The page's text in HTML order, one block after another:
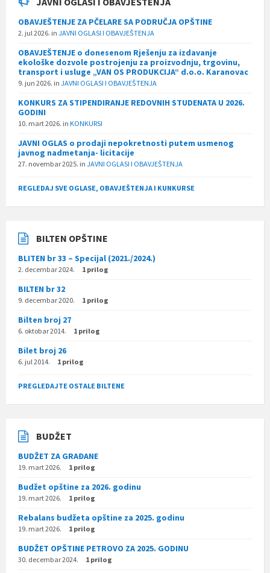
OBAVJEŠTENJE ZA PČELARE SA PODRUČJA OPŠTINE
2. jul 2026. in JAVNI OGLASI I OBAVJEŠTENJA
OBAVJEŠTENJE o donesenom Rješenju za izdavanje
ekološke dozvole postrojenju za proizvodnju, trgovinu,
transport i usluge „VAN OS PRODUKCIJA“ d.o.o. Karanovac
9. jun 2026. in JAVNI OGLASI I OBAVJEŠTENJA
KONKURS ZA STIPENDIRANJE REDOVNIH STUDENATA U 2026.
GODINI
10. mart 2026. in KONKURSI
JAVNI OGLAS o prodaji nepokretnosti putem usmenog
javnog nadmetanja- licitacije
27. novembar 2025. in JAVNI OGLASI I OBAVJEŠTENJA
REGLEDAJ SVE OGLASE, OBAVJEŠTENJA I KUNKURSE
BILTEN OPŠTINE
BLITEN br 33 – Specijal (2021./2024.)
2. decembar 2024. 1 prilog
BILTEN br 32
9. decembar 2020. 1 prilog
Bilten broj 27
6. oktobar 2014. 1 prilog
Bilet broj 26
6. jul 2014. 1 prilog
PREGLEDAJTE OSTALE BILTENE
BUDŽET
BUDŽET ZA GRAĐANE
19. mart 2026. 1 prilog
Budžet opštine za 2026. godinu
19. mart 2026. 1 prilog
Rebalans budžeta opštine za 2025. godinu
19. mart 2026. 1 prilog
BUDŽET OPŠTINE PETROVO ZA 2025. GODINU
30. decembar 2024. 1 prilog